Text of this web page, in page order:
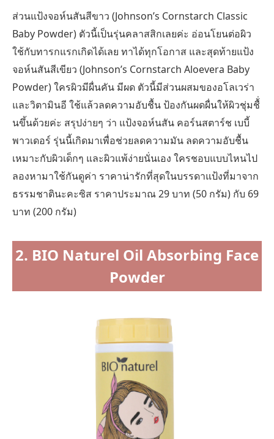
ส่วนแป้งจอห์นสันสีขาว (Johnson’s Cornstarch Classic
Baby Powder) ตัวนี้เป็นรุ่นคลาสสิกเลยค่ะ อ่อนโยนต่อผิว
ใช้กับทารกแรกเกิดได้เลย ทาได้ทุกโอกาส และสุดท้ายแป้ง
จอห์นสันสีเขียว (Johnson’s Cornstarch Aloevera Baby
Powder) ใครผิวมีผื่นคัน มีผด ตัวนี้มีส่วนผสมของอโลเวร่า
และวิตามินอี ใช้แล้วลดความอับชื้น ป้องกันผดผื่นให้ผิวชุ่มชื้่
นขึ้นด้วยค่ะ สรุปง่ายๆ ว่า แป้งจอห์นสัน คอร์นสตาร์ช เบบี้
พาวเดอร์ รุ่นนี้เกิดมาเพื่อช่วยลดความมัน ลดความอับชื้น
เหมาะกับผิวเด็กๆ และผิวแพ้ง่ายนั่นเอง ใครชอบแบบไหนไป
ลองหามาใช้กันดูค่า ราคาน่ารักที่สุดในบรรดาแป้งที่มาจาก
ธรรมชาตินะคะซิส ราคาประมาณ 29 บาท (50 กรัม) กับ 69
บาท (200 กรัม)
2. BIO Naturel Oil Absorbing Face
Powder